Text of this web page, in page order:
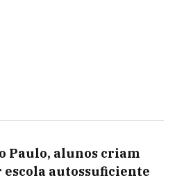
Paulo, alunos criam
autossuficiente